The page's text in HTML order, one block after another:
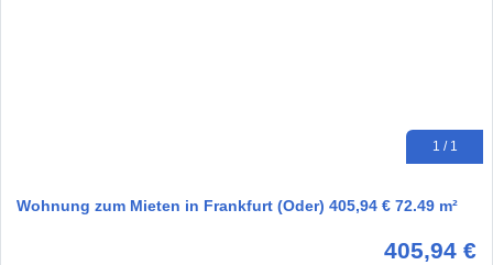
1 / 1
Wohnung zum Mieten in Frankfurt (Oder) 405,94 € 72.49 m²
405,94 €